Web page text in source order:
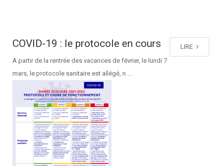
LIRE
COVID-19 : le protocole en cours
A partir de la rentrée des vacances de février, le lundi 7
mars, le protocole sanitaire est allégé, n ...